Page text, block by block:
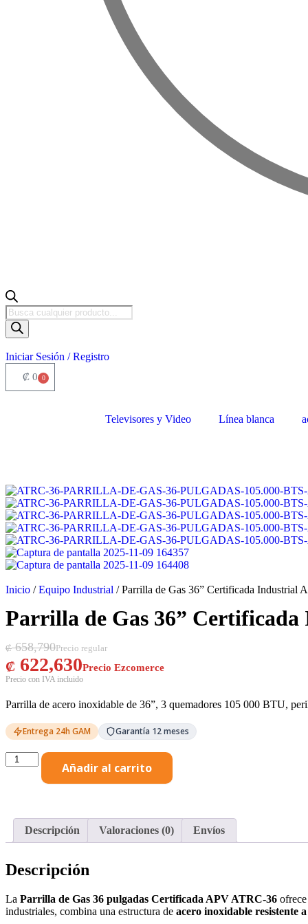
Iniciar Sesión / Registro
₡ 0 0
Televisores y Video Línea blanca
Inicio /Equipo Industrial / Parrilla de Gas 36” Certificada Industrial
Parrilla de Gas 36”
₡658,790
₡ 622,630
Parrilla de acero inoxidable de 36”, 3 quemadores 105 000 BTU,
Entrega 24h GAM Garantía 12 meses
Añadir al carrito
Descripción Valoraciones (0) Envíos
Descripción
La Parrilla de Gas 36 pulgadas Certificada APV ATRC-36
industriales, combina una estructura de acero inoxidable resistente